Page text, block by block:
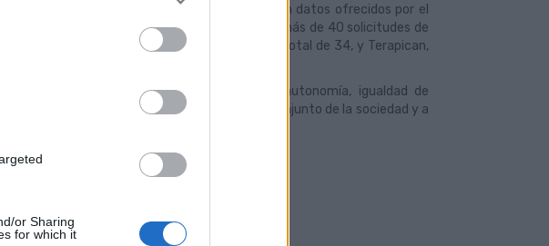
or Sharing
for which it
auxilio, aviso, asistencia y conducción. Según datos ofrecidos por el
, tras la aprobación del Decreto, ha habido más de 40 solicitudes de
de la Fundación ONCE del Perro Guía, un total de 34, y Terapican,
autonómica, se proporciona a la persona autonomía, igualdad de
especial atención a su aportación activa al conjunto de la sociedad y a
de accesibilidad universal.